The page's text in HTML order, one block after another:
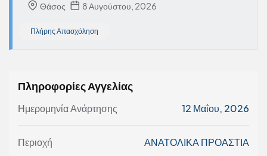
Θάσος 8 Αυγούστου, 2026
Πλήρης Απασχόληση
Πληροφορίες Αγγελίας
Ημερομηνία Ανάρτησης 12 Μαΐου, 2026
Περιοχή ΑΝΑΤΟΛΙΚΑ ΠΡΟΑΣΤΙΑ